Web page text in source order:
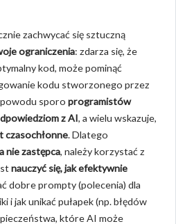
zachwycać się sztuczną
ograniczenia: zdarza się, że
kod, może pominąć
kodu stworzonego przez
sporo programistów
z AI, a wielu wskazuje,
czasochłonne. Dlatego
nie zastępca, należy korzystać z
nauczyć się, jak efektywnie
dobre prompty (polecenia) dla
i jak unikać pułapek (np. błędów
które AI może